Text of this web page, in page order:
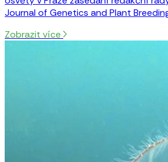
Journal of Genetics and Plant
Zobrazit více